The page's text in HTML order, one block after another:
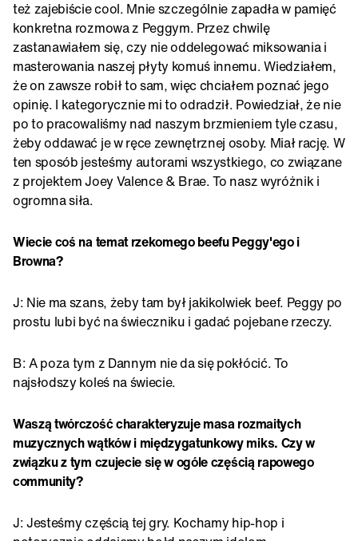
też zajebiście cool. Mnie szczególnie zapadła w pamięć
konkretna rozmowa z Peggym. Przez chwilę
zastanawiałem się, czy nie oddelegować miksowania i
masterowania naszej płyty komuś innemu. Wiedziałem,
że on zawsze robił to sam, więc chciałem poznać jego
opinię. I kategorycznie mi to odradził. Powiedział, że nie
po to pracowaliśmy nad naszym brzmieniem tyle czasu,
żeby oddawać je w ręce zewnętrznej osoby. Miał rację. W
ten sposób jesteśmy autorami wszystkiego, co związane
z projektem Joey Valence & Brae. To nasz wyróżnik i
ogromna siła.
Wiecie coś na temat rzekomego beefu Peggy'ego i
Browna?
J: Nie ma szans, żeby tam był jakikolwiek beef. Peggy po
prostu lubi być na świeczniku i gadać pojebane rzeczy.
B: A poza tym z Dannym nie da się pokłócić. To
najsłodszy koleś na świecie.
Waszą twórczość charakteryzuje masa rozmaitych
muzycznych wątków i międzygatunkowy miks. Czy w
związku z tym czujecie się w ogóle częścią rapowego
community?
J: Jesteśmy częścią tej gry. Kochamy hip-hop i